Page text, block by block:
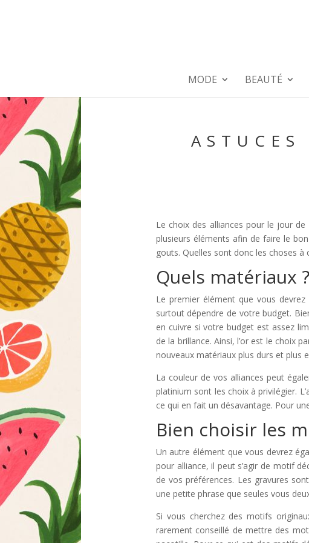
MODE BEAUTÉ
Le choix des alliances pour le jour
plusieurs éléments afin de faire le
gouts. Quelles sont donc les choses
Quels matériaux ?
Le premier élément que vous
surtout dépendre de votre budget.
en cuivre si votre budget est assez
de la brillance. Ainsi, l’or est le choix
nouveaux matériaux plus durs et plus
La couleur de vos alliances peut
platinium sont les choix à privilégier.
ce qui en fait un désavantage. Pour
Bien choisir les
Un autre élément que vous devrez
pour alliance, il peut s’agir de motif
de vos préférences. Les gravures
une petite phrase que seules vous
Si vous cherchez des motifs
rarement conseillé de mettre des